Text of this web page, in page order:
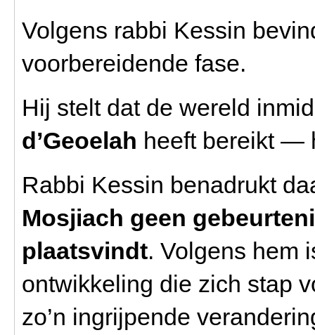
Volgens rabbi Kessin
voorbereidende fase.
Hij stelt dat de wereld
d’Geoelah heeft bereikt —
Rabbi Kessin benadrukt
Mosjiach geen
plaatsvindt. Volgens hem
ontwikkeling die zich stap
zo’n ingrijpende